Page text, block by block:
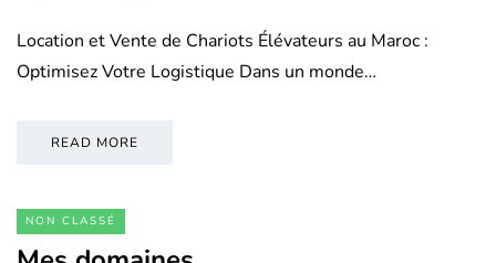
Location et Vente de Chariots Élévateurs au Maroc :
Optimisez Votre Logistique Dans un monde…
READ MORE
NON CLASSÉ